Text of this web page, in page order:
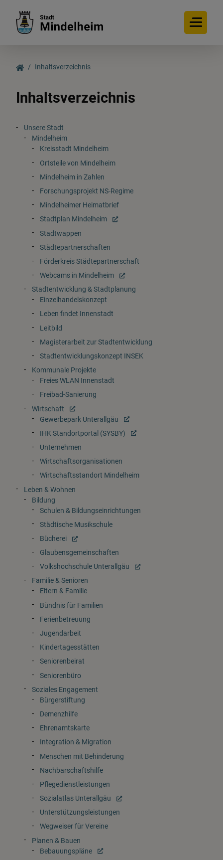
Inhaltsverzeichnis
Inhaltsverzeichnis
Unsere Stadt
Mindelheim
Kreisstadt Mindelheim
Ortsteile von Mindelheim
Mindelheim in Zahlen
Forschungsprojekt NS-Regime
Mindelheimer Heimatbrief
Stadtplan Mindelheim
Stadtwappen
Städtepartnerschaften
Förderkreis Städtepartnerschaft
Webcams in Mindelheim
Stadtentwicklung & Stadtplanung
Einzelhandelskonzept
Leben findet Innenstadt
Leitbild
Magisterarbeit zur Stadtentwicklung
Stadtentwicklungskonzept INSEK
Kommunale Projekte
Freies WLAN Innenstadt
Freibad-Sanierung
Wirtschaft
Gewerbepark Unterallgäu
IHK Standortportal (SYSBY)
Unternehmen
Wirtschaftsorganisationen
Wirtschaftsstandort Mindelheim
Leben & Wohnen
Bildung
Schulen & Bildungseinrichtungen
Städtische Musikschule
Bücherei
Glaubensgemeinschaften
Volkshochschule Unterallgäu
Familie & Senioren
Eltern & Familie
Bündnis für Familien
Ferienbetreuung
Jugendarbeit
Kindertagesstätten
Seniorenbeirat
Seniorenbüro
Soziales Engagement
Bürgerstiftung
Demenzhilfe
Ehrenamtskarte
Integration & Migration
Menschen mit Behinderung
Nachbarschaftshilfe
Pflegedienstleistungen
Sozialatlas Unterallgäu
Unterstützungsleistungen
Wegweiser für Vereine
Planen & Bauen
Bebauungspläne